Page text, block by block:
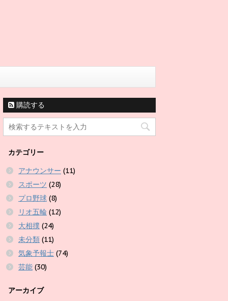
購読する
カテゴリー
アナウンサー (11)
スポーツ (28)
プロ野球 (8)
リオ五輪 (12)
大相撲 (24)
未分類 (11)
気象予報士 (74)
芸能 (30)
アーカイブ